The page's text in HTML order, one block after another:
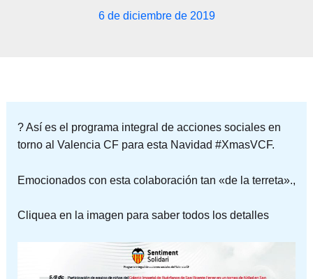
6 de diciembre de 2019
? Así es el programa integral de acciones sociales en
torno al Valencia CF para esta Navidad #XmasVCF.
Emocionados con esta colaboración tan «de la terreta».,
Cliquea en la imagen para saber todos los detalles